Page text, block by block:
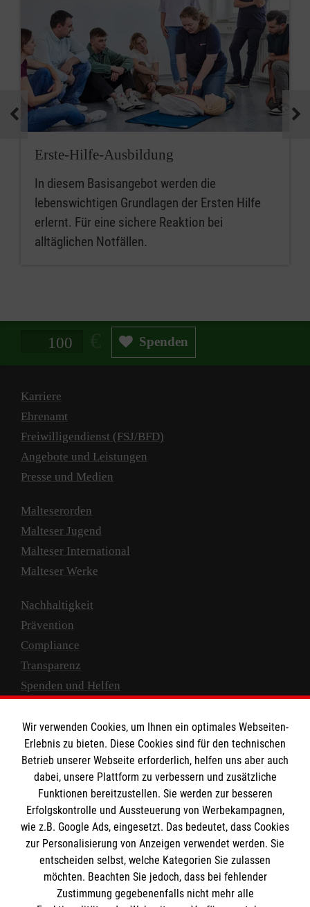
Erste-Hilfe-Ausbildung
In diesem Basisangebot werden die
lebenswichtigen Grundlagen der Ersten Hilfe
erlernt. Für eine sichere Reaktion bei
alltäglichen Notfällen.
Spendenbetrag in Euro Spenden
Karriere
Ehrenamt
Freiwilligendienst (FSJ/BFD)
Angebote und Leistungen
Presse und Medien
Malteserorden
Malteser Jugend
Malteser International
Malteser Werke
Nachhaltigkeit
Prävention
Compliance
Transparenz
Spenden und Helfen
Empfänger: Malteser Hilfsdienst e.V.
IBAN: DE10 3706 0120 1201 2000 12
BIC: GENODED 1PA7
Wir verwenden Cookies, um Ihnen ein optimales Webseiten-
Erlebnis zu bieten. Diese Cookies sind für den technischen
Betrieb unserer Webseite erforderlich, helfen uns aber auch
dabei, unsere Plattform zu verbessern und zusätzliche
Funktionen bereitzustellen. Sie werden zur besseren
Erfolgskontrolle und Aussteuerung von Werbekampagnen,
wie z.B. Google Ads, eingesetzt. Das bedeutet, dass Cookies
zur Personalisierung von Anzeigen verwendet werden. Sie
entscheiden selbst, welche Kategorien Sie zulassen
möchten. Beachten Sie jedoch, dass bei fehlender
Zustimmung gegebenenfalls nicht mehr alle